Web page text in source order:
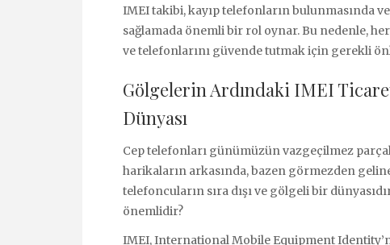
IMEI takibi, kayıp telefonların bulunmasında
sağlamada önemli bir rol oynar. Bu nedenle,
ve telefonlarını güvende tutmak için gerekli
Gölgelerin Ardındaki IMEI
Dünyası
Cep telefonları günümüzün vazgeçilmez
harikaların arkasında, bazen görmezden
telefoncuların sıra dışı ve gölgeli bir
önemlidir?
IMEI, International Mobile Equipment